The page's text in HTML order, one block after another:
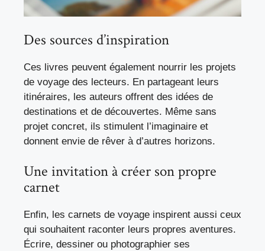
Des sources d’inspiration
Ces livres peuvent également nourrir les projets
de voyage des lecteurs. En partageant leurs
itinéraires, les auteurs offrent des idées de
destinations et de découvertes. Même sans
projet concret, ils stimulent l’imaginaire et
donnent envie de rêver à d’autres horizons.
Une invitation à créer son propre
carnet
Enfin, les carnets de voyage inspirent aussi ceux
qui souhaitent raconter leurs propres aventures.
Écrire, dessiner ou photographier ses